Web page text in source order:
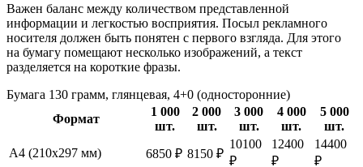
Важен баланс между количеством представленной
информации и легкостью восприятия. Посыл рекламного
носителя должен быть понятен с первого взгляда. Для этого
на бумагу помещают несколько изображений, а текст
разделяется на короткие фразы.
Бумага 130 грамм, глянцевая, 4+0 (односторонние)
Формат
1 000
шт.
2 000
шт.
3 000
шт.
4 000
шт.
5 000
шт.
А4 (210х297 мм)
6850 ₽ 8150 ₽
10100
₽
12400
₽
14400
₽